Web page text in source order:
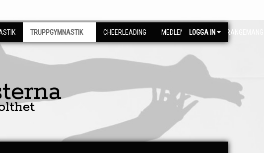
TRUPPGYMNASTIK CHEERLEADING MEDLEMSSIDA ARRANGEMANG
LOGGA IN